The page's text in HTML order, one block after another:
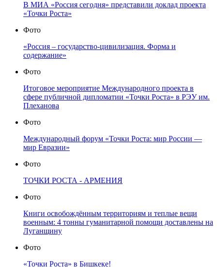
В МИА «Россия сегодня» представили доклад проекта
«Точки Роста»
Фото
«Россия – государство-цивилизация. Форма и
содержание»
Фото
Итоговое мероприятие Международного проекта в
сфере публичной дипломатии «Точки Роста» в РЭУ им.
Плеханова
Фото
Международный форум «Точки Роста: мир России —
мир Евразии»
Фото
ТОЧКИ РОСТА - АРМЕНИЯ
Фото
Книги освобождённым территориям и теплые вещи
военным: 4 тонны гуманитарной помощи доставлены на
Луганщину
Фото
«Точки Роста» в Бишкеке!